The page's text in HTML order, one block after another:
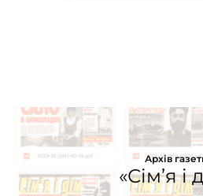
Архів
«Сім’я і